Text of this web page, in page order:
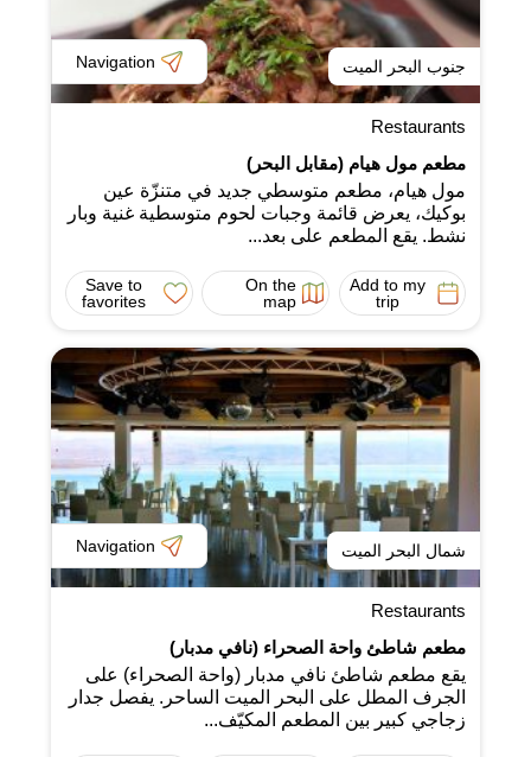
جنوب البحر الميت Navigation
Restaurants
مطعم مول هيام (مقابل البحر)
مول هيام، مطعم متوسطي جديد في متنزّة عين
بوكيك، يعرض قائمة وجبات لحوم متوسطية غنية وبار
نشط. يقع المطعم على بعد...
Add to my
trip
On the
map
Save to
favorites
شمال البحر الميت Navigation
Restaurants
مطعم شاطئ واحة الصحراء (نافي مدبار)
يقع مطعم شاطئ نافي مدبار (واحة الصحراء) على
الجرف المطل على البحر الميت الساحر. يفصل جدار
زجاجي كبير بين المطعم المكيّف...